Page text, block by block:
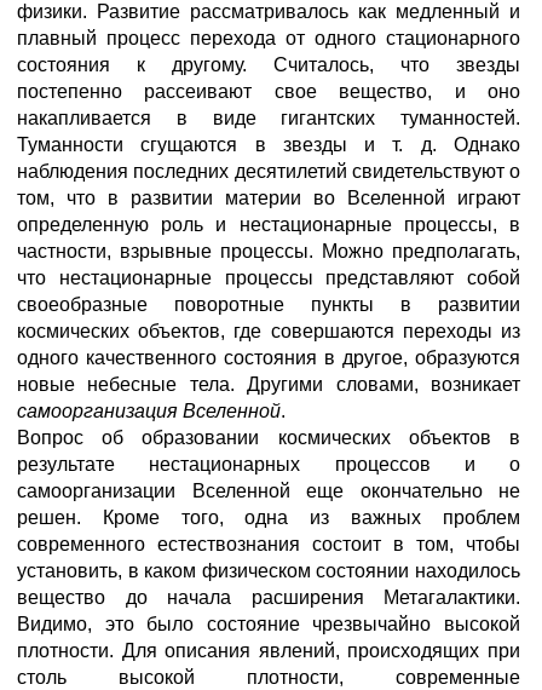
физики. Развитие рассматривалось как медленный и
плавный процесс перехода от одного стационарного
состояния к другому. Считалось, что звезды
постепенно рассеивают свое вещество, и оно
накапливается в виде гигантских туманностей.
Туманности сгущаются в звезды и т. д. Однако
наблюдения последних десятилетий свидетельствуют о
том, что в развитии материи во Вселенной играют
определенную роль и нестационарные процессы, в
частности, взрывные процессы. Можно предполагать,
что нестационарные процессы представляют собой
своеобразные поворотные пункты в развитии
космических объектов, где совершаются переходы из
одного качественного состояния в другое, образуются
новые небесные тела. Другими словами, возникает
самоорганизация Вселенной.
Вопрос об образовании космических объектов в
результате нестационарных процессов и о
самоорганизации Вселенной еще окончательно не
решен. Кроме того, одна из важных проблем
современного естествознания состоит в том, чтобы
установить, в каком физическом состоянии находилось
вещество до начала расширения Метагалактики.
Видимо, это было состояние чрезвычайно высокой
плотности. Для описания явлений, происходящих при
столь высокой плотности, современные